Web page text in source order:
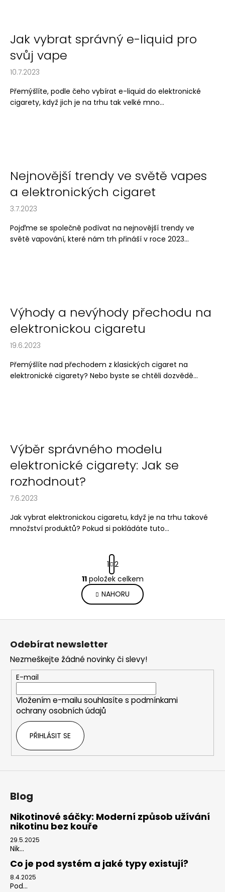
Jak vybrat správný e-liquid pro
svůj vape
10.7.2023
Přemýšlíte, podle čeho vybírat e-liquid do elektronické
cigarety, když jich je na trhu tak velké mno...
Nejnovější trendy ve světě vapes
a elektronických cigaret
3.7.2023
Pojďme se společně podívat na nejnovější trendy ve
světě vapování, které nám trh přináší v roce 2023...
Výhody a nevýhody přechodu na
elektronickou cigaretu
19.6.2023
Přemýšlíte nad přechodem z klasických cigaret na
elektronické cigarety? Nebo byste se chtěli dozvědě...
Výběr správného modelu
elektronické cigarety: Jak se
rozhodnout?
7.6.2023
Jak vybrat elektronickou cigaretu, když je na trhu takové
množství produktů? Pokud si pokládáte tuto...
O
v
l
á
í
p
r
v
k
s
S
t
r
á
n
k
1 2
11položek celkem
NAHORU
Z
Odebírat newsletter
Nezmeškejte žádné novinky či slevy!
E-mail
Vložením e-mailu souhlasíte s podmínkami
ochrany osobních údajů
PŘIHLÁSIT SE
Blog
Nikotinové sáčky: Moderní způsob užívání
nikotinu bez kouře
29.5.2025
Nik...
Co je pod systém a jaké typy existují?
8.4.2025
Pod...